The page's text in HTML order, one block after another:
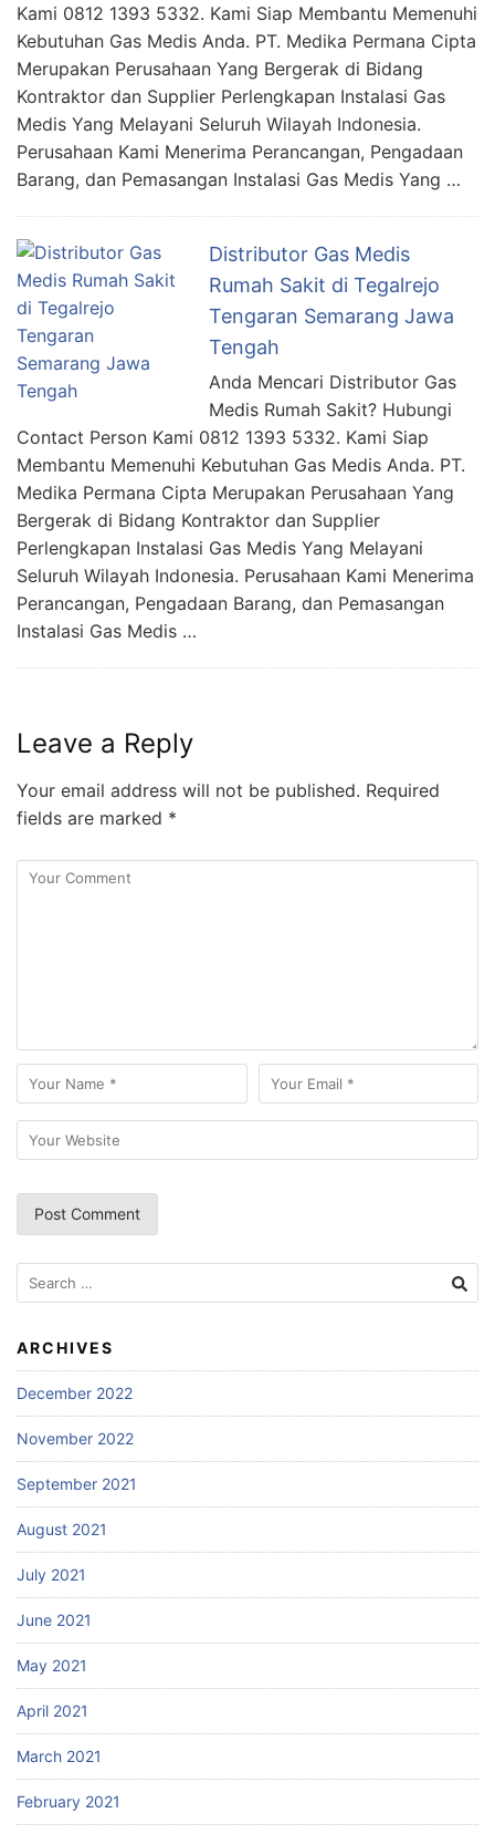
Kami 0812 1393 5332. Kami Siap Membantu Memenuhi
Kebutuhan Gas Medis Anda. PT. Medika Permana Cipta
Merupakan Perusahaan Yang Bergerak di Bidang
Kontraktor dan Supplier Perlengkapan Instalasi Gas
Medis Yang Melayani Seluruh Wilayah Indonesia.
Perusahaan Kami Menerima Perancangan, Pengadaan
Barang, dan Pemasangan Instalasi Gas Medis Yang …
Distributor Gas Medis
Rumah Sakit di Tegalrejo
Tengaran Semarang Jawa
Tengah
Anda Mencari Distributor Gas
Medis Rumah Sakit? Hubungi
Contact Person Kami 0812 1393 5332. Kami Siap
Membantu Memenuhi Kebutuhan Gas Medis Anda. PT.
Medika Permana Cipta Merupakan Perusahaan Yang
Bergerak di Bidang Kontraktor dan Supplier
Perlengkapan Instalasi Gas Medis Yang Melayani
Seluruh Wilayah Indonesia. Perusahaan Kami Menerima
Perancangan, Pengadaan Barang, dan Pemasangan
Instalasi Gas Medis …
Leave a Reply
Your email address will not be published. Required
fields are marked *
Search
for:
ARCHIVES
December 2022
November 2022
September 2021
August 2021
July 2021
June 2021
May 2021
April 2021
March 2021
February 2021